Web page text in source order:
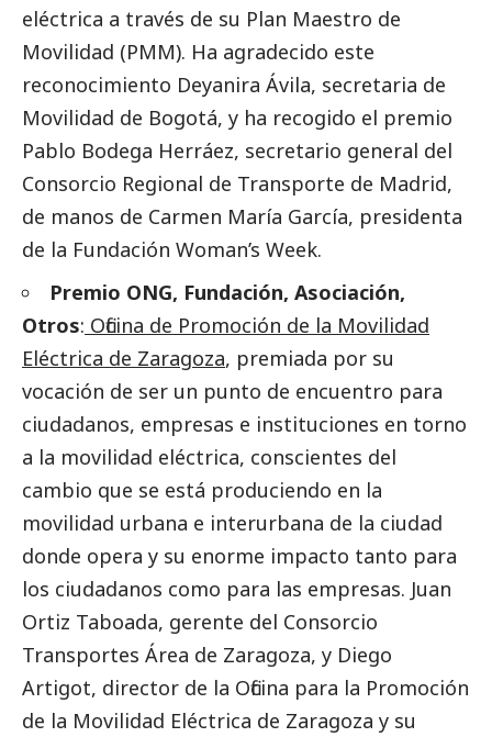
eléctrica a través de su Plan Maestro de
Movilidad (PMM). Ha agradecido este
reconocimiento Deyanira Ávila, secretaria de
Movilidad de Bogotá, y ha recogido el premio
Pablo Bodega Herráez, secretario general del
Consorcio Regional de Transporte de Madrid,
de manos de Carmen María García, presidenta
de la Fundación Woman’s Week.
Premio ONG, Fundación, Asociación,
Otros: Oficina de Promoción de la Movilidad
Eléctrica de Zaragoza, premiada por su
vocación de ser un punto de encuentro para
ciudadanos, empresas e instituciones en torno
a la movilidad eléctrica, conscientes del
cambio que se está produciendo en la
movilidad urbana e interurbana de la ciudad
donde opera y su enorme impacto tanto para
los ciudadanos como para las empresas. Juan
Ortiz Taboada, gerente del Consorcio
Transportes Área de Zaragoza, y Diego
Artigot, director de la Oficina para la Promoción
de la Movilidad Eléctrica de Zaragoza y su